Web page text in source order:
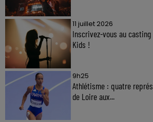
11 juillet 2026
Inscrivez-vous au casting
Kids !
9h25
Athlétisme : quatre
de Loire aux...